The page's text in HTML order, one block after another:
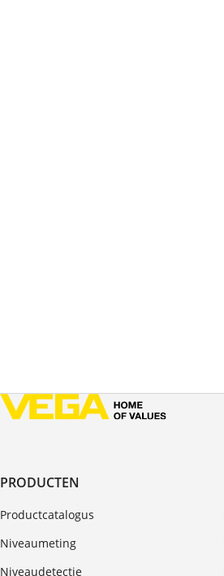
PRODUCTEN
Productcatalogus
Niveaumeting
Niveaudetectie